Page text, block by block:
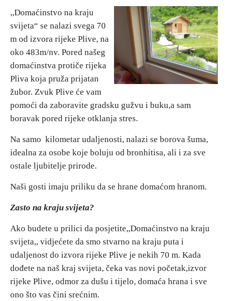
Planinski turizam
Banjski turizam
Vjerski turizam
Avantura
Eko turizam
Kulturni turizam
Lov i ribolov
Seoski turizam
Omladinski turizam
Destinacije
,,Domaćinstvo na kraju
svijeta“ se nalazi svega 70
m od izvora rijeke Plive, na
oko 483m/nv. Pored našeg
domaćinstva protiče rijeka
Pliva koja pruža prijatan
žubor. Zvuk Plive će vam
pomoći da zaboravite gradsku gužvu i buku,a sam
boravak pored rijeke otklanja stres.
Na samo kilometar udaljenosti, nalazi se borova šuma,
idealna za osobe koje boluju od bronhitisa, ali i za sve
ostale ljubitelje prirode.
Naši gosti imaju priliku da se hrane domaćom hranom.
Zasto na kraju svijeta?
Ako budete u prilici da posjetite,,Domaćinstvo na kraju
svijeta,, vidjećete da smo stvarno na kraju puta i
udaljenost do izvora rijeke Plive je nekih 70 m. Kada
dođete na naš kraj svijeta, čeka vas novi početak,izvor
rijeke Plive, odmor za dušu i tijelo, domaća hrana i sve
ono što vas čini srećnim.